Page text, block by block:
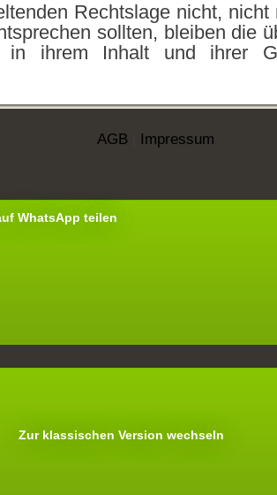
Rechtslage nicht, nicht
sollten, bleiben die
in ihrem Inhalt und ihrer
AGB Impressum
WhatsApp teilen
Zur klassischen Version wechseln